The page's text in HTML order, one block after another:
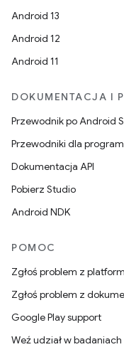
Android 13
Android 12
Android 11
DOKUMENTACJA I
Przewodnik po Android
Przewodniki dla
Dokumentacja API
Pobierz Studio
Android NDK
POMOC
Zgłoś problem z
Zgłoś problem z
Google Play support
Weź udział w badaniach